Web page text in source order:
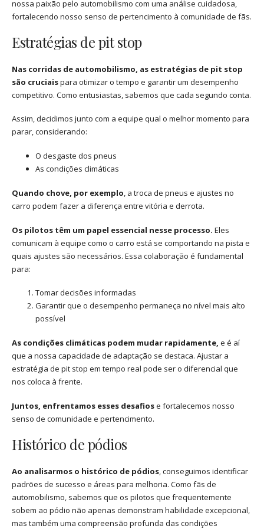
nossa paixão pelo automobilismo com uma análise cuidadosa,
fortalecendo nosso senso de pertencimento à comunidade de fãs.
Estratégias de pit stop
Nas corridas de automobilismo, as estratégias de pit stop
são cruciaispara otimizar o tempo e garantir um desempenho
competitivo. Como entusiastas, sabemos que cada segundo conta.
Assim, decidimos junto com a equipe qual o melhor momento para
parar, considerando:
O desgaste dos pneus
As condições climáticas
Quando chove, por exemplo, a troca de pneus e ajustes no
carro podem fazer a diferença entre vitória e derrota.
Os pilotos têm um papel essencial nesse processo. Eles
comunicam à equipe como o carro está se comportando na pista e
quais ajustes são necessários. Essa colaboração é fundamental
para:
Tomar decisões informadas
Garantir que o desempenho permaneça no nível mais alto
possível
As condições climáticas podem mudar rapidamente, e é aí
que a nossa capacidade de adaptação se destaca. Ajustar a
estratégia de pit stop em tempo real pode ser o diferencial que
nos coloca à frente.
Juntos, enfrentamos esses desafiose fortalecemos nosso
senso de comunidade e pertencimento.
Histórico de pódios
Ao analisarmos o histórico de pódios, conseguimos identificar
padrões de sucesso e áreas para melhoria. Como fãs de
automobilismo, sabemos que os pilotos que frequentemente
sobem ao pódio não apenas demonstram habilidade excepcional,
mas também uma compreensão profunda das condições